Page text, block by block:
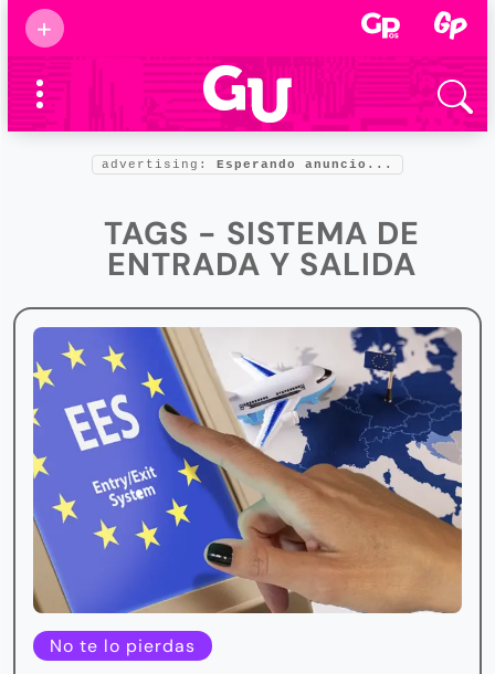
+
Supermamás
2025
Marcas de
confianza
Foro salud
advertising: Esperando anuncio...
TAGS - SISTEMA DE
ENTRADA Y SALIDA
No te lo pierdas